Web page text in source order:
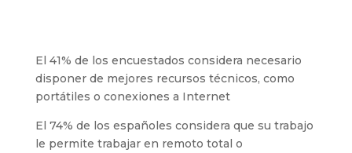
El 41% de los encuestados considera necesario
disponer de mejores recursos técnicos, como
portátiles o conexiones a Internet
El 74% de los españoles considera que su trabajo
le permite trabajar en remoto total o